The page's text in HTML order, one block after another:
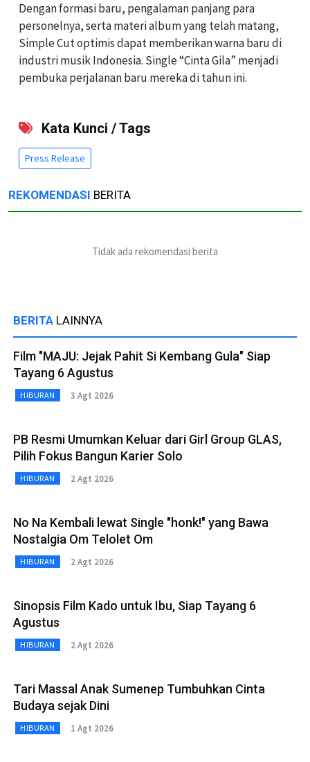
Dengan formasi baru, pengalaman panjang para
personelnya, serta materi album yang telah matang,
Simple Cut optimis dapat memberikan warna baru di
industri musik Indonesia. Single “Cinta Gila” menjadi
pembuka perjalanan baru mereka di tahun ini.
Kata Kunci / Tags
Press Release
REKOMENDASI BERITA
Tidak ada rekomendasi berita
BERITA LAINNYA
Film "MAJU: Jejak Pahit Si Kembang Gula" Siap
Tayang 6 Agustus
HIBURAN 3 Agt 2026
PB Resmi Umumkan Keluar dari Girl Group GLAS,
Pilih Fokus Bangun Karier Solo
HIBURAN 2 Agt 2026
No Na Kembali lewat Single "honk!" yang Bawa
Nostalgia Om Telolet Om
HIBURAN 2 Agt 2026
Sinopsis Film Kado untuk Ibu, Siap Tayang 6
Agustus
HIBURAN 2 Agt 2026
Tari Massal Anak Sumenep Tumbuhkan Cinta
Budaya sejak Dini
HIBURAN 1 Agt 2026